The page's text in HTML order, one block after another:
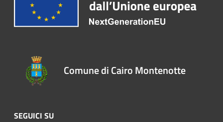
Comune di Cairo Montenotte
SEGUICI SU